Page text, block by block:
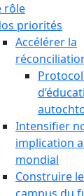
rôle
priorités
Accélérer la
Intensifier
implication
mondial
Construire